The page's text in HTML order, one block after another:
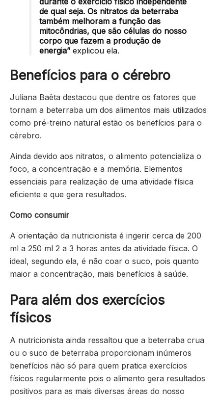
de qual seja. Os nitratos da beterraba
também melhoram a função das
mitocôndrias, que são células do nosso
corpo que fazem a produção de
energia” explicou ela.
Benefícios para o cérebro
Juliana Baêta destacou que dentre os fatores que
tornam a beterraba um dos alimentos mais utilizados
como pré-treino natural estão os benefícios para o
cérebro.
Ainda devido aos nitratos, o alimento potencializa o
foco, a concentração e a memória. Elementos
essenciais para realização de uma atividade física
eficiente e que gera resultados.
Como consumir
A orientação da nutricionista é ingerir cerca de 200
ml a 250 ml 2 a 3 horas antes da atividade física. O
ideal, segundo ela, é não coar o suco, pois quanto
maior a concentração, mais benefícios à saúde.
Para além dos exercícios
físicos
A nutricionista ainda ressaltou que a beterraba crua
ou o suco de beterraba proporcionam inúmeros
benefícios não só para quem pratica exercícios
físicos regularmente pois o alimento gera resultados
positivos para as mais diversas áreas do nosso